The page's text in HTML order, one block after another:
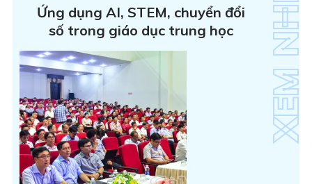
Ứng dụng AI, STEM, chuyển đổi
số trong giáo dục trung học